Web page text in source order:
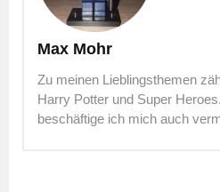
Max Mohr
Zu meinen Lieblingsthemen
Harry Potter und Super
beschäftige ich mich auch